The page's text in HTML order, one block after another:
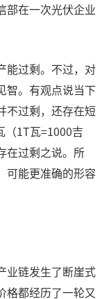
部在一次光伏企业
能过剩。不过，对
智。有观点说当下
不过剩，还存在短
（1T瓦=1000吉
在过剩之说。所
能更准确的形容
业链发生了断崖式
格都经历了一轮又